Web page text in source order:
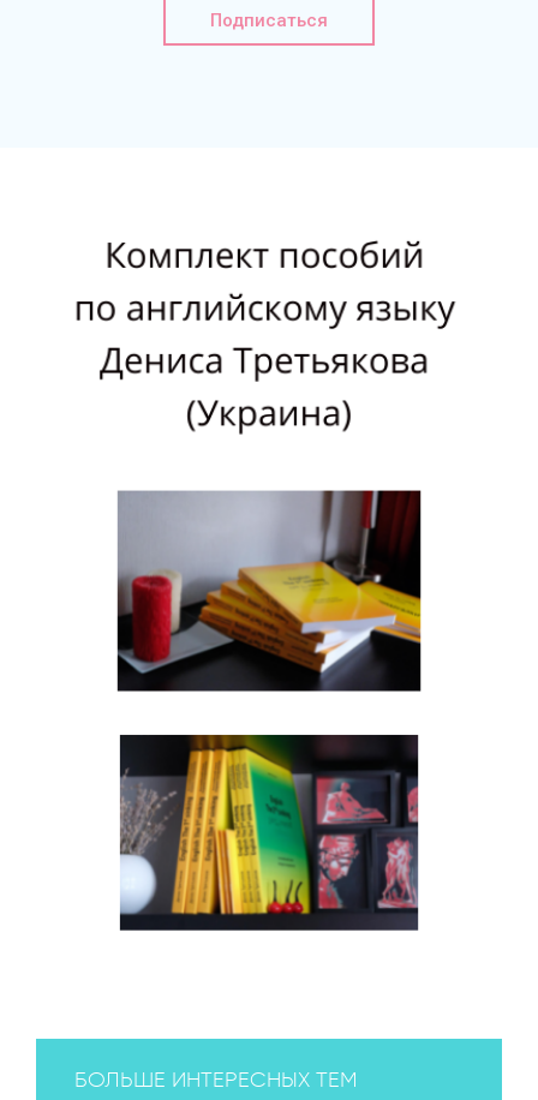
Подписаться
БОЛЬШЕ ИНТЕРЕСНЫХ ТЕМ